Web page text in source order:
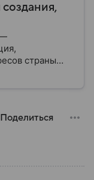
страны
Поделиться